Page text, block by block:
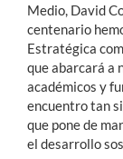
Medio, David
centenario
Estratégica
que abarcará a
académicos y
encuentro tan
que pone de
el desarrollo